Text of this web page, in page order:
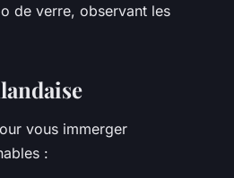
de verre, observant les
vous immerger
: